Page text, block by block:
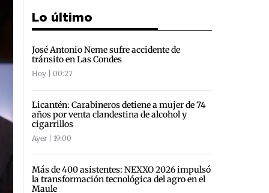
Lo último
José Antonio Neme sufre accidente de
tránsito en Las Condes
Hoy | 00:27
Licantén: Carabineros detiene a mujer de 74
años por venta clandestina de alcohol y
cigarrillos
Ayer | 19:00
Más de 400 asistentes: NEXXO 2026 impulsó
la transformación tecnológica del agro en el
Maule